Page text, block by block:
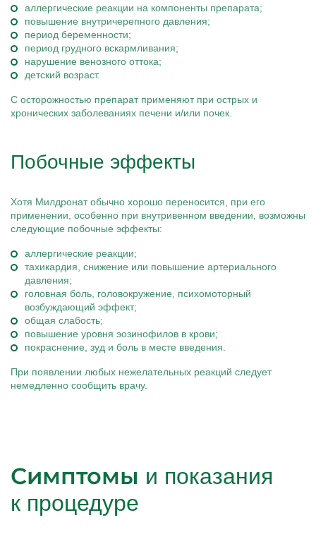
аллергические реакции на компоненты препарата;
повышение внутричерепного давления;
период беременности;
период грудного вскармливания;
нарушение венозного оттока;
детский возраст.
С осторожностью препарат применяют при острых и
хронических заболеваниях печени и/или почек.
Побочные эффекты
Хотя Милдронат обычно хорошо переносится, при его
применении, особенно при внутривенном введении, возможны
следующие побочные эффекты:
аллергические реакции;
тахикардия, снижение или повышение артериального
давления;
головная боль, головокружение, психомоторный
возбуждающий эффект;
общая слабость;
повышение уровня эозинофилов в крови;
покраснение, зуд и боль в месте введения.
При появлении любых нежелательных реакций следует
немедленно сообщить врачу.
Симптомы и показания
к процедуре